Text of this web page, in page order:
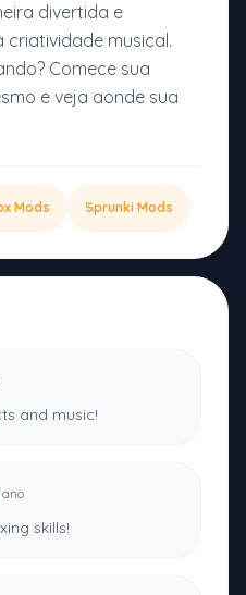
divertida e
criatividade musical.
Comece sua
e veja aonde sua
Mods Sprunki Mods
and music!
ano
skills!